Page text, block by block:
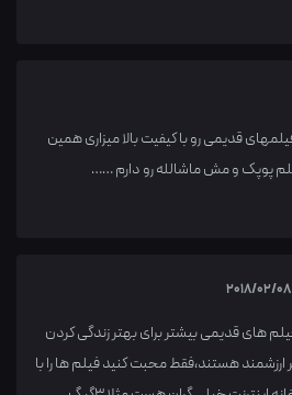
قدیمی رو با کیفیت بالا میزاری همین
پوپک و مش ماشالله رو دارم ……
2018/02/08
های قدیمی بیشتر برای بهتر زندگی کردن
هستند،فقط محبت کنید فیلم ها را با